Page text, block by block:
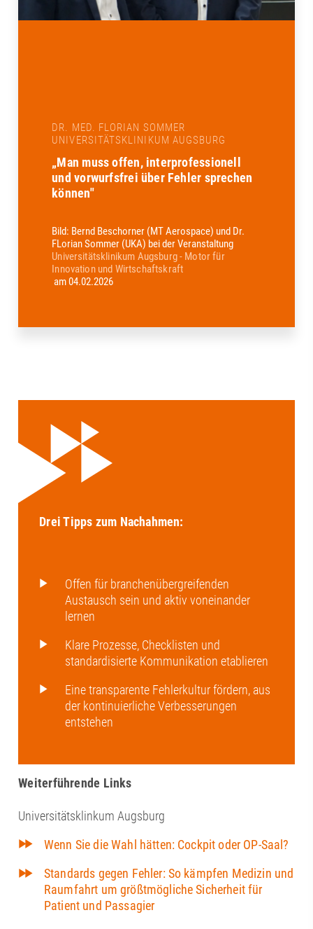
DR. MED. FLORIAN SOMMER
UNIVERSITÄTSKLINIKUM AUGSBURG
„Man muss offen, interprofessionell
und vorwurfsfrei über Fehler sprechen
können"
Bild: Bernd Beschorner (MT Aerospace) und Dr.
FLorian Sommer (UKA) bei der Veranstaltung
Universitätsklinikum Augsburg - Motor für
Innovation und Wirtschaftskraft
am 04.02.2026
Drei Tipps zum Nachahmen:
Offen für branchenübergreifenden
Austausch sein und aktiv voneinander
lernen
Klare Prozesse, Checklisten und
standardisierte Kommunikation etablieren
Eine transparente Fehlerkultur fördern, aus
der kontinuierliche Verbesserungen
entstehen
Weiterführende Links
Universitätsklinkum Augsburg
Wenn Sie die Wahl hätten: Cockpit oder OP-Saal?
Standards gegen Fehler: So kämpfen Medizin und
Raumfahrt um größtmögliche Sicherheit für
Patient und Passagier